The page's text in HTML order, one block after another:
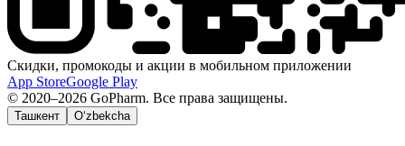
Скидки, промокоды и акции в мобильном приложении
App StoreGoogle Play
© 2020–2026 GoPharm. Все права защищены.
Ташкент O‘zbekcha